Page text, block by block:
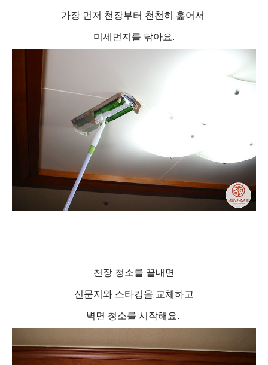
가장 먼저 천장부터 천천히 훑어서
미세먼지를 닦아요.
천장 청소를 끝내면
신문지와 스타킹을 교체하고
벽면 청소를 시작해요.